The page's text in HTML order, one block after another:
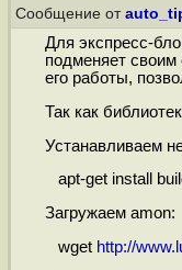
Сообщение от
Для экспресс-
подменяет своим
его работы,
Так как
Устанавливаем
apt-get install
Загружаем amon:
wget http://